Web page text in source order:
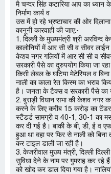
मै चन्दर सिंह कटारिया आप का ध्यान
निर्माण कार्य व
उस में हो रहे भ्रष्टाचार की ओर
कानूनी कारवाही की जाए:-
1. दिल्ली के मुख्यमंत्री श्री अरविन्द
कालोनियों में आर सी सी व सीवर
केशव नगर गलियों में आर सी सी व
सरकारी पैसे का दुरुपयोग किया जा
किसी लेबल के घटिया मेटेरियल व बिना
नाली का काला रेत किस्म का भराव
है। जनता के टैक्स व सरकारी पैसे का
2. बुराड़ी विधान सभा की केशव नगर
करने के लिए करीब 15 करोड़ का
स्टैंडर्ड सामग्री व 40-1, 30-1 का
कर दी गई है। बाकी के बी, डी, ई व
हुआ था वहा पर फिर से नाली को बिना
कर टाइल डाली जा रही है।
3. केजरीवाल मुख्य मंत्री, दिल्ली
सुविधा देने के नाम पर गुमराह कर रहे
को खोद कर डाल दिया गया है।